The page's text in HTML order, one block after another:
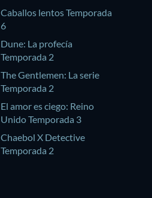
Caballos lentos Temporada
6
Dune: La profecía
Temporada 2
The Gentlemen: La serie
Temporada 2
El amor es ciego: Reino
Unido Temporada 3
Chaebol X Detective
Temporada 2